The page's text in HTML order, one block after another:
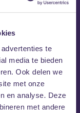
te
media te bieden
Ook delen we
met onze
en analyse. Deze
met andere
Met
weet hij
album
toont zijn talent als
artiesten als